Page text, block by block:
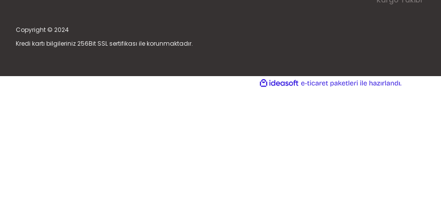
Copyright © 2024
Kredi kartı bilgileriniz 256Bit SSL sertifikası ile korunmaktadır.
ideasoft
e-